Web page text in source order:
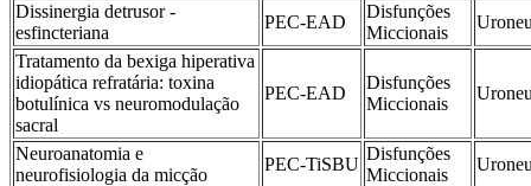
Dissinergia detrusor -
esfincteriana
PEC-EAD
Disfunções
Miccionais
Tratamento da bexiga hiperativa
idiopática refratária: toxina
botulínica vs neuromodulação
sacral
PEC-EAD
Disfunções
Miccionais
Neuroanatomia e
neurofisiologia da micção
PEC-TiSBU
Disfunções
Miccionais